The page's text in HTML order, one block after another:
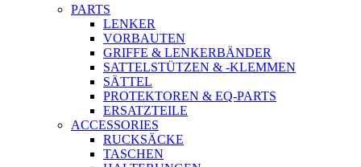
PARTS
LENKER
VORBAUTEN
GRIFFE & LENKERBÄNDER
SATTELSTÜTZEN & -KLEMMEN
SÄTTEL
PROTEKTOREN & EQ-PARTS
ERSATZTEILE
ACCESSORIES
RUCKSÄCKE
TASCHEN